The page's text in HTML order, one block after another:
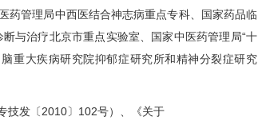
药管理局中西医结合神志病重点专科、国家药品临
与治疗北京市重点实验室、国家中医药管理局“十
重大疾病研究院抑郁症研究所和精神分裂症研究
技发〔2010〕102号）、《关于